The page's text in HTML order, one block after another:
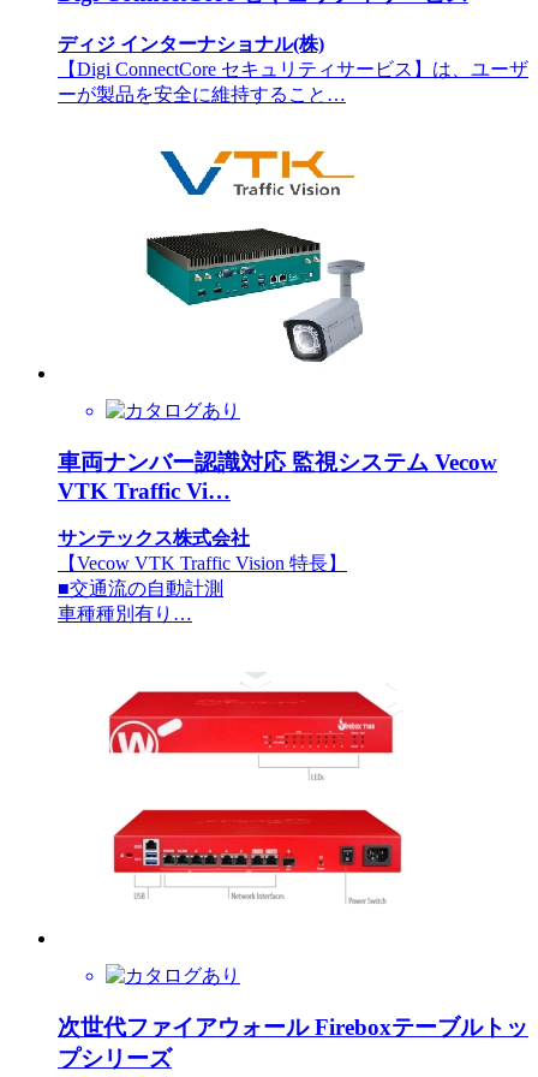
ディジ インターナショナル(株)
【Digi ConnectCore セキュリティサービス】は、ユーザ
ーが製品を安全に維持すること…
車両ナンバー認識対応 監視システム Vecow
VTK Traffic Vi…
サンテックス株式会社
【Vecow VTK Traffic Vision 特長】
■交通流の自動計測
車種種別有り…
次世代ファイアウォール Fireboxテーブルトッ
プシリーズ